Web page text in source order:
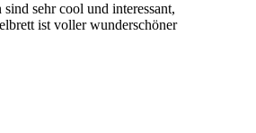
sehr cool und interessant,
ist voller wunderschöner